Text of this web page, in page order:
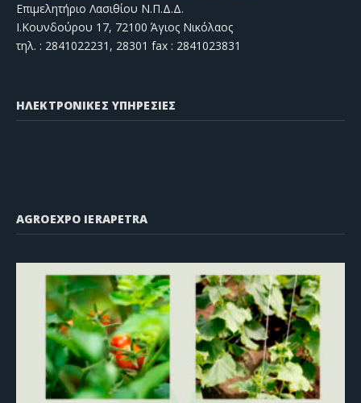
Επιμελητήριο Λασιθίου Ν.Π.Δ.Δ.
Ι.Κουνδούρου 17, 72100 Άγιος Νικόλαος
τηλ. : 2841022231, 28301 fax : 2841023831
ΗΛΕΚΤΡΟΝΙΚΕΣ ΥΠΗΡΕΣΙΕΣ
AGROEXPO IERAPETRA